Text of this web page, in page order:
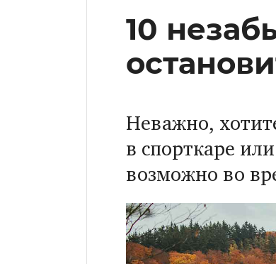
10
Неважно,
в спорткаре
возможно во